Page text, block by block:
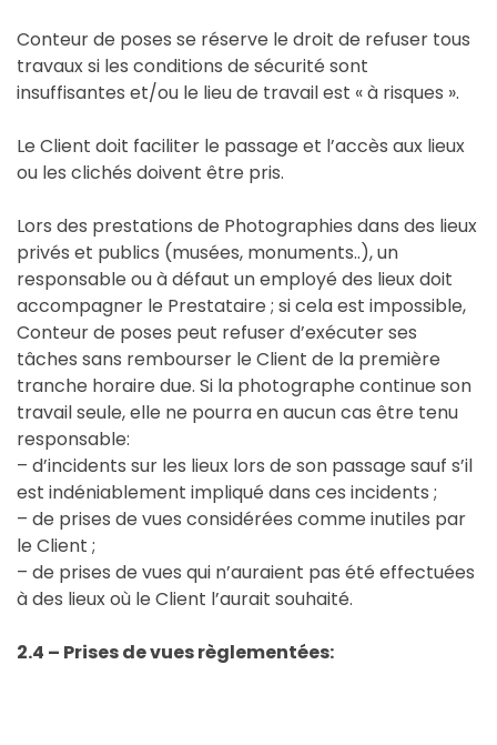
Conteur de poses se réserve le droit de refuser tous
travaux si les conditions de sécurité sont
insuffisantes et/ou le lieu de travail est « à risques ».
Le Client doit faciliter le passage et l’accès aux lieux
ou les clichés doivent être pris.
Lors des prestations de Photographies dans des lieux
privés et publics (musées, monuments..), un
responsable ou à défaut un employé des lieux doit
accompagner le Prestataire ; si cela est impossible,
Conteur de poses peut refuser d’exécuter ses
tâches sans rembourser le Client de la première
tranche horaire due. Si la photographe continue son
travail seule, elle ne pourra en aucun cas être tenu
responsable:
– d’incidents sur les lieux lors de son passage sauf s’il
est indéniablement impliqué dans ces incidents ;
– de prises de vues considérées comme inutiles par
le Client ;
– de prises de vues qui n’auraient pas été effectuées
à des lieux où le Client l’aurait souhaité.
2.4 – Prises de vues règlementées: